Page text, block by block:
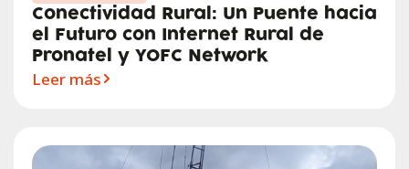
Conectividad Rural: Un Puente hacia
el Futuro con Internet Rural de
Pronatel y YOFC Network
Leer más